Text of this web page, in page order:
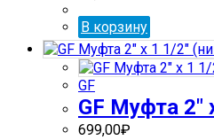
В корзину
GF
GF Муфта 2″
699,00₽